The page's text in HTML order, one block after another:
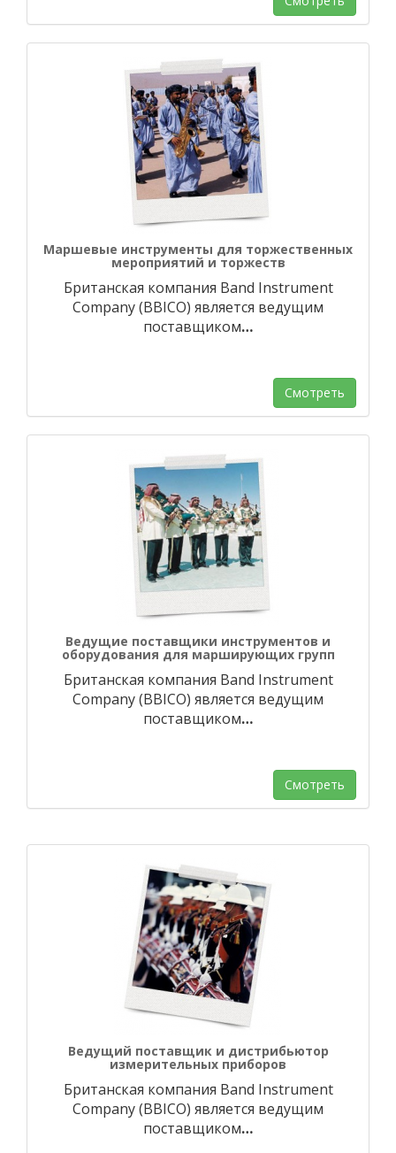
Маршевые инструменты для торжественных
мероприятий и торжеств
Британская компания Band Instrument
Company (BBICO) является ведущим
поставщиком…
Смотреть
Ведущие поставщики инструментов и
оборудования для марширующих групп
Британская компания Band Instrument
Company (BBICO) является ведущим
поставщиком…
Смотреть
Ведущий поставщик и дистрибьютор
измерительных приборов
Британская компания Band Instrument
Company (BBICO) является ведущим
поставщиком…